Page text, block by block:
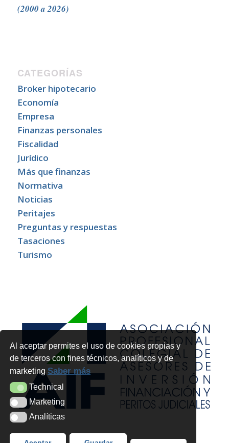
Al aceptar permites el uso de cookies propias y
de terceros con fines técnicos, analíticos y de
marketingSaber más
TechnicalTechnical
MarketingMarketing
AnalíticasAnalíticas
(2000 a 2026)
CATEGORÍAS
Broker hipotecario
Economía
Empresa
Finanzas personales
Fiscalidad
Jurídico
Más que finanzas
Normativa
Noticias
Peritajes
Preguntas y respuestas
Tasaciones
Turismo